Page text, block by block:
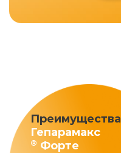
Преимущества
Гепарамакс
® Форте